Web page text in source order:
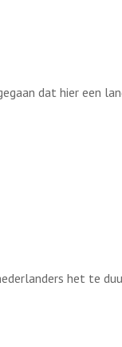
dat hier een
het te